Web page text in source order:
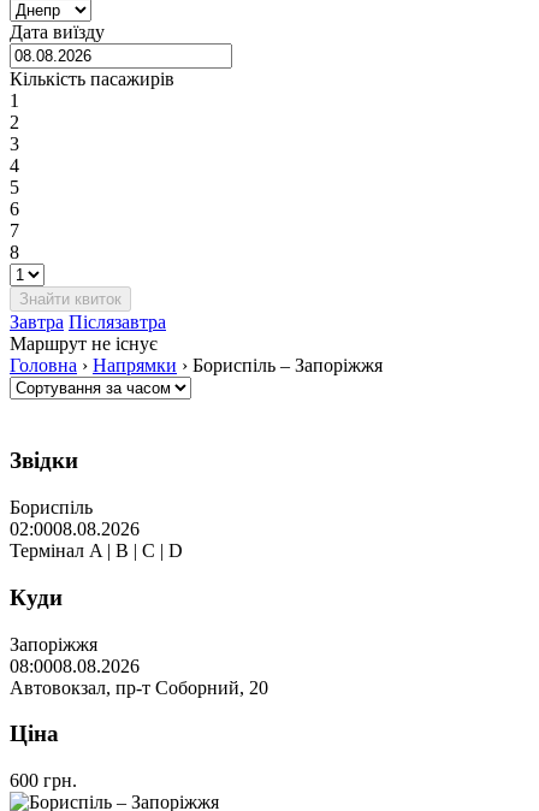
Дата виїзду
Кількість пасажирів
1
2
3
4
5
6
7
8
Завтра Післязавтра
Маршрут не існує
Головна › Напрямки › Бориспіль – Запоріжжя
Звідки
Бориспіль
02:0008.08.2026
Термінал A | B | C | D
Куди
Запоріжжя
08:0008.08.2026
Автовокзал, пр-т Соборний, 20
Ціна
600 грн.